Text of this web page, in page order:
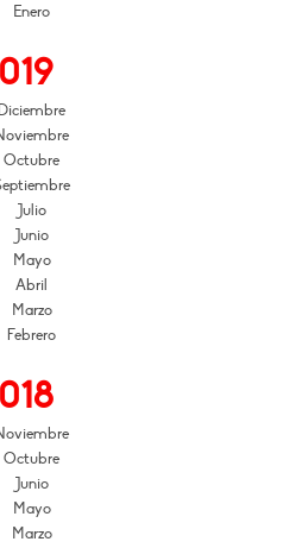
Enero
Diciembre
Octubre
Julio
Junio
Mayo
Abril
Marzo
Febrero
Octubre
Junio
Mayo
Marzo